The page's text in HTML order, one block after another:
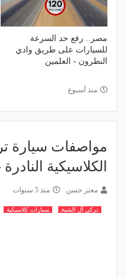
مصر.. رفع حد السرعة
للسيارات على طريق وادي
النطرون - العلمين
منذ أسبوع
مواصفات سيارة
الكلاسيكية
معتز حسن منذ 5 سنوات
تركي آل الشيخ سيارات كلاسيكية